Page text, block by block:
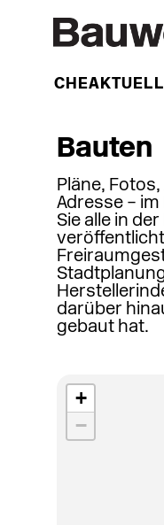
WOCHEAKTUELL
Bauten
Pläne,
Adresse –
Sie alle in
darüber
gebaut hat.
+
−